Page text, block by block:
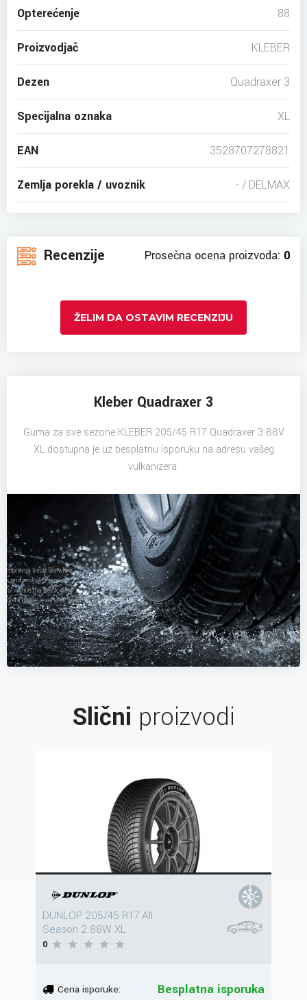
Opterećenje 88
Proizvodjač KLEBER
Dezen Quadraxer 3
Specijalna oznaka XL
EAN 3528707278821
Zemlja porekla / uvoznik - / DELMAX
Recenzije Prosečna ocena proizvoda: 0
ŽELIM DA OSTAVIM RECENZIJU
Kleber Quadraxer 3
Guma za sve sezone KLEBER 205/45 R17 Quadraxer 3 88V
XL dostupna je uz besplatnu isporuku na adresu vašeg
vulkanizera.
Slični proizvodi
DUNLOP 205/45 R17 All
Season 2 88W XL
0
Cena isporuke: Besplatna isporuka